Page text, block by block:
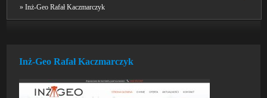
» Inż-Geo Rafał Kaczmarczyk
Inż-Geo Rafał Kaczmarczyk